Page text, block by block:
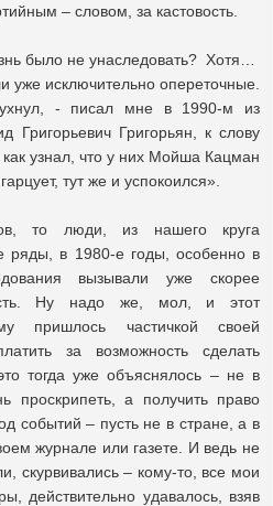
– словом, за кастовость.
было не унаследовать? Хотя…
уже исключительно опереточные.
- писал мне в 1990-м из
Григорьевич Григорьян, к слову
как узнал, что у них Мойша Кацман
тут же и успокоился».
то люди, из нашего круга
ряды, в 1980-е годы, особенно в
вызывали уже скорее
Ну надо же, мол, и этот
частичкой своей
за возможность сделать
тогда уже объяснялось – не в
проскрипеть, а получить право
событий – пусть не в стране, а в
журнале или газете. И ведь не
скурвивались – кому-то, все мои
действительно удавалось, взяв